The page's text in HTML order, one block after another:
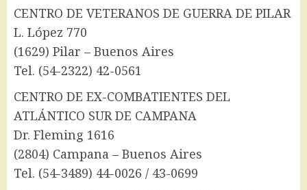
CENTRO DE VETERANOS DE GUERRA DE PILAR
L. López 770
(1629) Pilar – Buenos Aires
Tel. (54-2322) 42-0561
CENTRO DE EX-COMBATIENTES DEL
ATLÁNTICO SUR DE CAMPANA
Dr. Fleming 1616
(2804) Campana – Buenos Aires
Tel. (54-3489) 44-0026 / 43-0699